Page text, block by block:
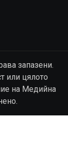
запазени.
или цялото
на Медийна